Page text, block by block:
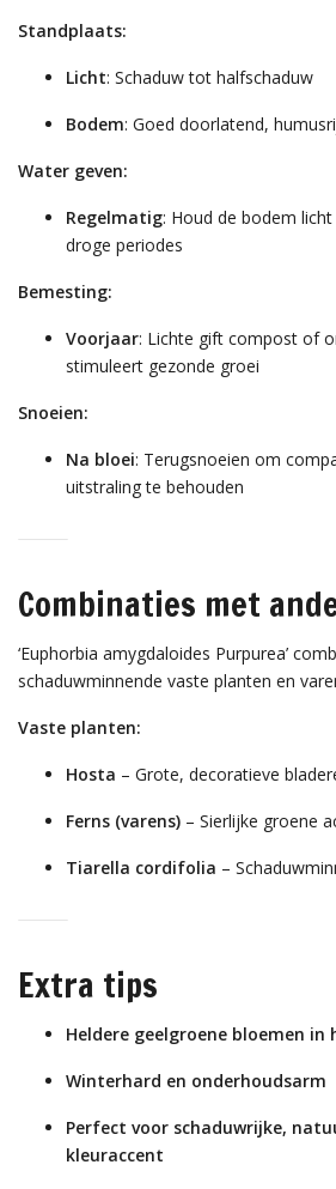
Standplaats:
Licht: Schaduw tot halfschaduw
Bodem: Goed doorlatend,
Water geven:
Regelmatig: Houd de bodem
droge periodes
Bemesting:
Voorjaar: Lichte gift compost of
stimuleert gezonde groei
Snoeien:
Na bloei: Terugsnoeien om
uitstraling te behouden
Combinaties met
‘Euphorbia amygdaloides Purpurea’
schaduwminnende vaste planten en
Vaste planten:
Hosta – Grote, decoratieve
Ferns (varens) – Sierlijke groene
Tiarella cordifolia –
Extra tips
Heldere geelgroene bloemen in
Winterhard en onderhoudsarm
Perfect voor schaduwrijke,
kleuraccent